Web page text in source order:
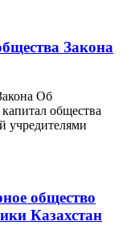
Закона
Об
общества
учредителями
общество
Казахстан